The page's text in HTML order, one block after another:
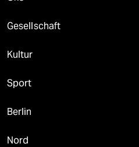
Gesellschaft
Kultur
Sport
Berlin
Nord